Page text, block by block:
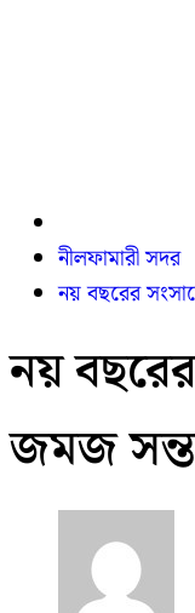
নীলফামারী সদর
নয় বছরের
নয়
জমজ